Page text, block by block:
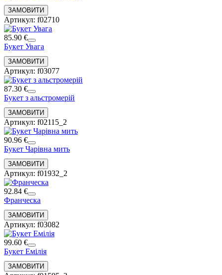
Артикул: f02710
85.90 €
Букет Увага
Артикул: f03077
87.30 €
Букет з альстромерій
Артикул: f02115_2
90.96 €
Букет Чарівна мить
Артикул: f01932_2
92.84 €
Франческа
Артикул: f03082
99.60 €
Букет Емілія